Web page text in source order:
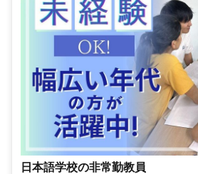
日本語学校の非常勤教員